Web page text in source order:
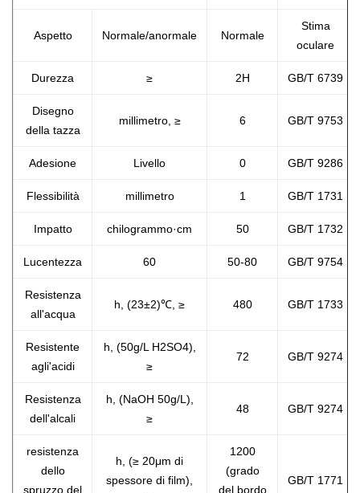
Aspetto Normale/anormale Normale
Stima
oculare
Durezza ≥ 2H GB/T 6739
Disegno
della tazza
millimetro, ≥ 6 GB/T 9753
Adesione Livello 0 GB/T 9286
Flessibilità millimetro 1 GB/T 1731
Impatto chilogrammo·cm 50 GB/T 1732
Lucentezza 60 50-80 GB/T 9754
Resistenza
all'acqua
h, (23±2)℃, ≥ 480 GB/T 1733
Resistente
agli'acidi
h, (50g/L H2SO4),
≥
72 GB/T 9274
Resistenza
dell'alcali
h, (NaOH 50g/L),
≥
48 GB/T 9274
resistenza
dello
spruzzo del
h, (≥ 20μm di
spessore di film),
1200
(grado
del bordo
GB/T 1771